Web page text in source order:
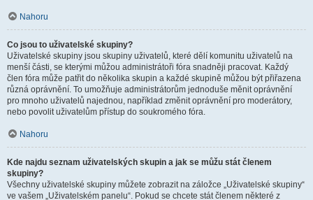
Nahoru
Co jsou to uživatelské skupiny?
Uživatelské skupiny jsou skupiny uživatelů, které dělí komunitu uživatelů na
menší části, se kterými můžou administrátoři fóra snadněji pracovat. Každý
člen fóra může patřit do několika skupin a každé skupině můžou být přiřazena
různá oprávnění. To umožňuje administrátorům jednoduše měnit oprávnění
pro mnoho uživatelů najednou, například změnit oprávnění pro moderátory,
nebo povolit uživatelům přístup do soukromého fóra.
Nahoru
Kde najdu seznam uživatelských skupin a jak se můžu stát členem
skupiny?
Všechny uživatelské skupiny můžete zobrazit na záložce „Uživatelské skupiny“
ve vašem „Uživatelském panelu“. Pokud se chcete stát členem některé z